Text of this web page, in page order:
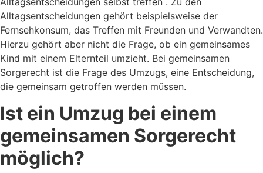
Alltagsentscheidungen gehört beispielsweise der
Fernsehkonsum, das Treffen mit Freunden und Verwandten.
Hierzu gehört aber nicht die Frage, ob ein gemeinsames
Kind mit einem Elternteil umzieht. Bei gemeinsamen
Sorgerecht ist die Frage des Umzugs, eine Entscheidung,
die gemeinsam getroffen werden müssen.
Ist ein Umzug bei einem
gemeinsamen Sorgerecht
möglich?